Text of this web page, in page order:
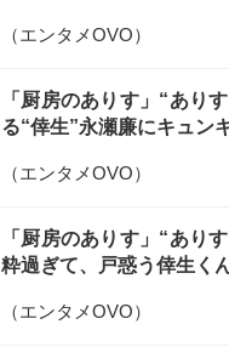
（エンタメOVO）
「厨房のありす」“あり
る“倖生”永瀬廉にキュン
（エンタメOVO）
「厨房のありす」“あり
粋過ぎて、戸惑う倖生く
（エンタメOVO）